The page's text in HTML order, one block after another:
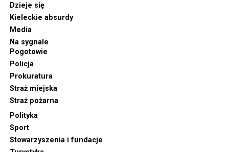
Dzieje się
Kieleckie absurdy
Media
Na sygnale
Pogotowie
Policja
Prokuratura
Straż miejska
Straż pożarna
Polityka
Sport
Stowarzyszenia i fundacje